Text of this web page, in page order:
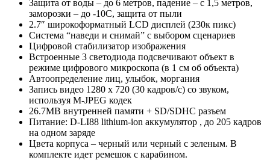
Защита от воды – до 6 метров, падение – с 1,5 метров,
заморозки – до -10С, защита от пыли
2.7″ широкоформатный LCD дисплей (230к пикс)
Система “наведи и снимай” с выбором сценариев
Цифровой стабилизатор изображения
Встроенные 3 светодиода подсвечивают объект в
режиме цифрового микроскопа (в 1 см об объекта)
Автоопределение лиц, улыбок, моргания
Запись видео 1280 x 720 (30 кадров/c) со звуком,
используя M-JPEG кодек
26.7MB внутренней памяти + SD/SDHC разъем
Питание: D-LI88 lithium-ion аккумулятор , до 205 кадров
на одном заряде
Цвета корпуса – черный или черный с зеленым. В
комплекте идет ремешок с карабином.